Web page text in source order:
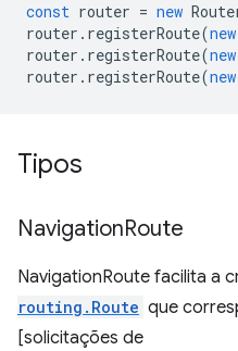
const router = new
router . registerRoute(new
router . registerRoute(new
router . registerRoute(new
Tipos
NavigationRoute
NavigationRoute facilita a
routing.Route que
[solicitações de